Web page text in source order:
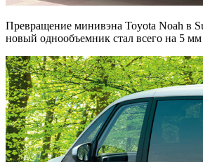
Превращение минивэна Toyota Noah в
новый однообъемник стал всего на 5